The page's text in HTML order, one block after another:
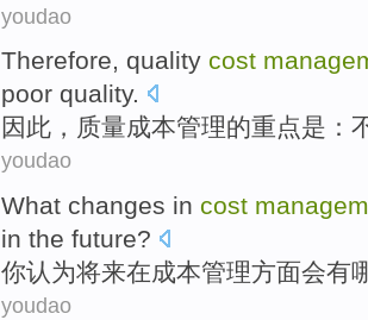
youdao
Therefore, quality cost
poor quality.
因此 ， 质量成本管理的重点是：
youdao
What changes in cost
in the future?
你认为将来在成本管理方面会有
youdao